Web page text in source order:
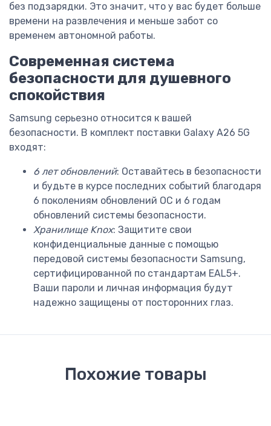
без подзарядки. Это значит, что у вас будет больше
времени на развлечения и меньше забот со
временем автономной работы.
Современная система
безопасности для душевного
спокойствия
Samsung серьезно относится к вашей
безопасности. В комплект поставки Galaxy A26 5G
входят:
6 лет обновлений: Оставайтесь в безопасности
и будьте в курсе последних событий благодаря
6 поколениям обновлений ОС и 6 годам
обновлений системы безопасности.
Хранилище Knox: Защитите свои
конфиденциальные данные с помощью
передовой системы безопасности Samsung,
сертифицированной по стандартам EAL5+.
Ваши пароли и личная информация будут
надежно защищены от посторонних глаз.
Похожие товары